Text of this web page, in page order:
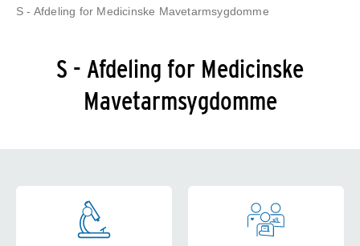
S - Afdeling for Medicinske Mavetarmsygdomme
S - Afdeling for Medicinske
Mavetarmsygdomme